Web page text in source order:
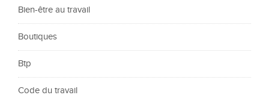
Bien-être au travail
Boutiques
Btp
Code du travail